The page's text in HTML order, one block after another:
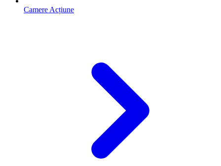
Camere Acțiune